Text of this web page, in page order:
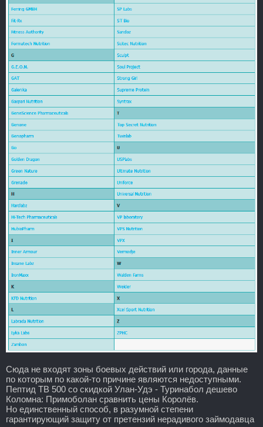
Сюда не входят зоны боевых действий или города, данные
по которым по какой-то причине являются недоступными.
Пептид TB 500 со скидкой Улан-Удэ - Туринабол дешево
Коломна: Примоболан сравнить цены Королёв.
Но единственный способ, в разумной степени
гарантирующий защиту от претензий нерадивого займодавца